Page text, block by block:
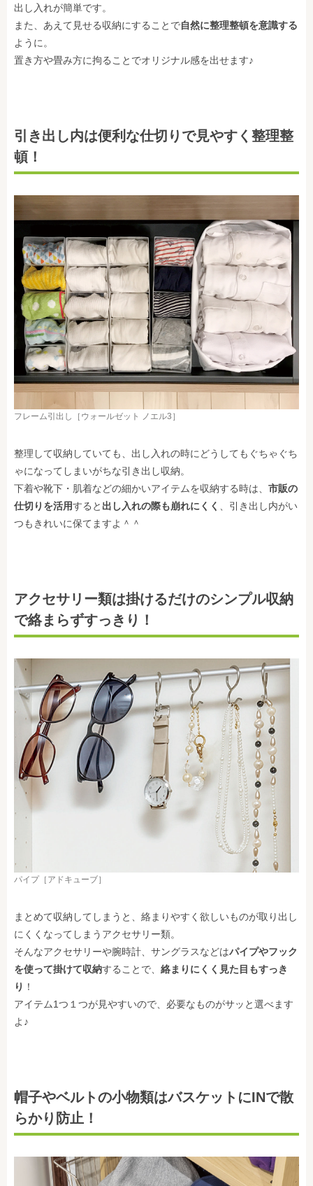
出し入れが簡単です。
また、あえて見せる収納にすることで自然に整理整頓を意識する
ように。
置き方や畳み方に拘ることでオリジナル感を出せます♪
引き出し内は便利な仕切りで見やすく整理整
頓！
フレーム引出し［ウォールゼット ノエル3］
整理して収納していても、出し入れの時にどうしてもぐちゃぐち
ゃになってしまいがちな引き出し収納。
下着や靴下・肌着などの細かいアイテムを収納する時は、 市販の
仕切りを活用すると 出し入れの際も崩れにくく
、引き出し内がい
つもきれいに保てますよ＾＾
アクセサリー類は掛けるだけのシンプル収納
で絡まらずすっきり！
パイプ［アドキューブ］
まとめて収納してしまうと、絡まりやすく欲しいものが取り出し
にくくなってしまうアクセサリー類。
そんなアクセサリーや腕時計、サングラスなどはパイプやフック
を使って掛けて収納することで、 絡まりにくく見た目もすっき
り ！
アイテム1つ１つが見やすいので、必要なものがサッと選べます
よ♪
帽子やベルトの小物類はバスケットにINで散
らかり防止！